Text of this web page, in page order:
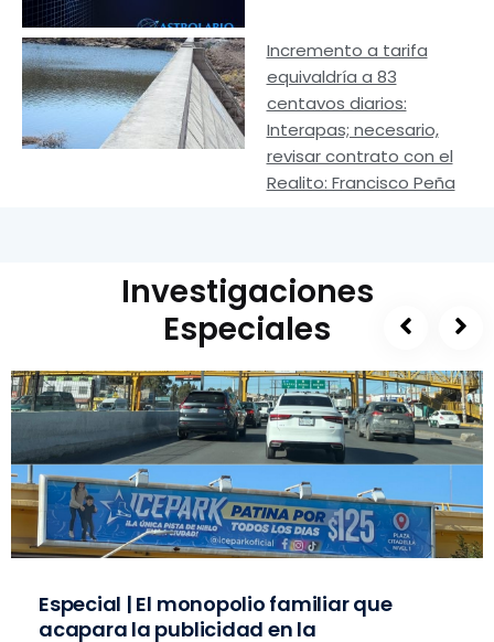
Incremento a tarifa
equivaldría a 83
centavos diarios:
Interapas; necesario,
revisar contrato con el
Realito: Francisco Peña
Investigaciones
Especiales
Especial | El monopolio familiar que
acapara la publicidad en la